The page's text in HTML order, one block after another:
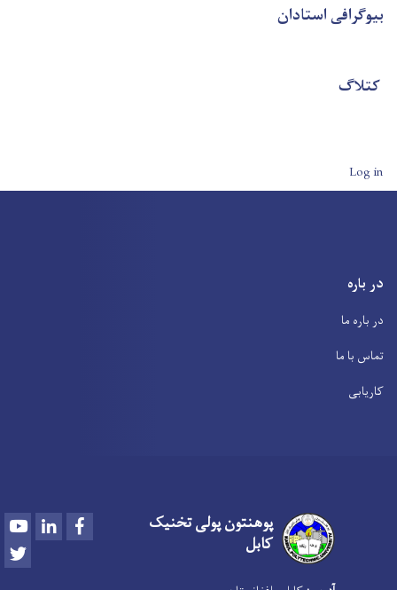
بیوگرافی استادان
کتلاگ
User account menu
Log in
در باره
در باره ما
تماس با ما
کاریابی
پوهنتون پولی تخنیک
کابل
YoutubeLinkedIn